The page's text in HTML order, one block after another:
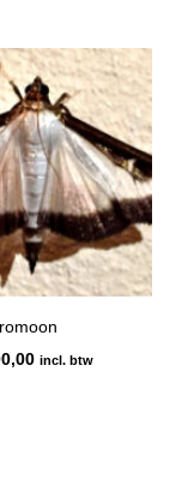
Prijsklasse:
incl. btw